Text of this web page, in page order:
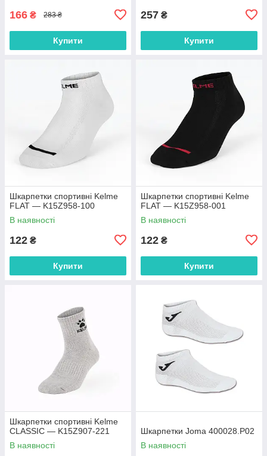
166 ₴ 283 ₴
Купити
257 ₴
Купити
Шкарпетки спортивні Kelme
FLAT — K15Z958-100
В наявності
122 ₴
Купити
Шкарпетки спортивні Kelme
FLAT — K15Z958-001
В наявності
122 ₴
Купити
Шкарпетки спортивні Kelme
CLASSIC — K15Z907-221
В наявності
Шкарпетки Joma 400028.P02
В наявності